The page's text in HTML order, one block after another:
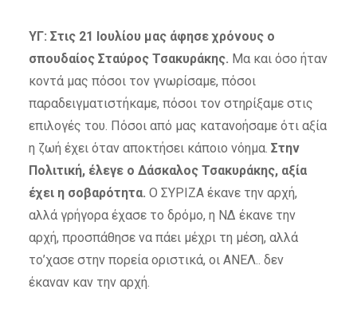
ΥΓ: Στις 21 Ιουλίου μας άφησε χρόνους ο
σπουδαίος Σταύρος Τσακυράκης. Μα και όσο ήταν
κοντά μας πόσοι τον γνωρίσαμε, πόσοι
παραδειγματιστήκαμε, πόσοι τον στηρίξαμε στις
επιλογές του. Πόσοι από μας κατανοήσαμε ότι αξία
η ζωή έχει όταν αποκτήσει κάποιο νόημα. Στην
Πολιτική, έλεγε ο Δάσκαλος Τσακυράκης, αξία
έχει η σοβαρότητα. Ο ΣΥΡΙΖΑ έκανε την αρχή,
αλλά γρήγορα έχασε το δρόμο, η ΝΔ έκανε την
αρχή, προσπάθησε να πάει μέχρι τη μέση, αλλά
το’χασε στην πορεία οριστικά, οι ΑΝΕΛ.. δεν
έκαναν καν την αρχή.